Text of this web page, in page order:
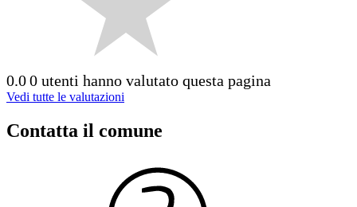
0.00 utenti hanno valutato questa pagina
Vedi tutte le valutazioni
Contatta il comune